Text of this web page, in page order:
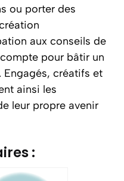
ou porter des
aux conseils de
pour bâtir un
Engagés, créatifs et
ainsi les
leur propre avenir
: